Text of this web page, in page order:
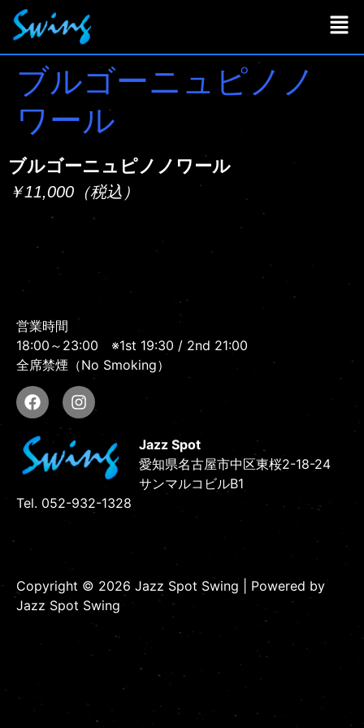
ブルゴーニュピノノ
ワール
ブルゴーニュピノノワール
￥11,000（税込）
営業時間
18:00～23:00 ※1st 19:30 / 2nd 21:00
全席禁煙（No Smoking）
Jazz Spot
愛知県名古屋市中区東桜2-18-24
サンマルコビルB1
Tel. 052-932-1328
Copyright © 2026 Jazz Spot Swing | Powered by
Jazz Spot Swing